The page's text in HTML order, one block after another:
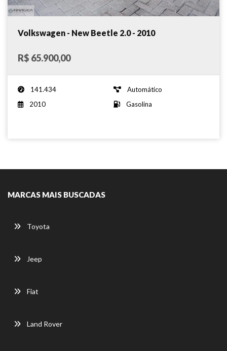
Volkswagen - New Beetle 2.0 - 2010
R$ 65.900,00
141.434
Automático
2010
Gasolina
MARCAS MAIS BUSCADAS
Toyota
Jeep
Fiat
Land Rover